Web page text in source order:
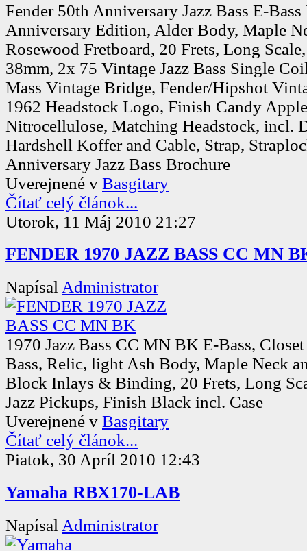
Fender 50th Anniversary Jazz Bass E-
Anniversary Edition, Alder Body, Maple
Rosewood Fretboard, 20 Frets, Long
38mm, 2x 75 Vintage Jazz Bass Single
Mass Vintage Bridge, Fender/Hipshot
1962 Headstock Logo, Finish Candy
Nitrocellulose, Matching Headstock, incl.
Hardshell Koffer and Cable, Strap,
Anniversary Jazz Bass Brochure
Uverejnené v Basgitary
Čítať celý článok...
Utorok, 11 Máj 2010 21:27
FENDER 1970 JAZZ BASS CC MN
Napísal Administrator
1970 Jazz Bass CC MN BK E-Bass,
Bass, Relic, light Ash Body, Maple Neck
Block Inlays & Binding, 20 Frets, Long
Jazz Pickups, Finish Black incl. Case
Uverejnené v Basgitary
Čítať celý článok...
Piatok, 30 Apríl 2010 12:43
Yamaha RBX170-LAB
Napísal Administrator